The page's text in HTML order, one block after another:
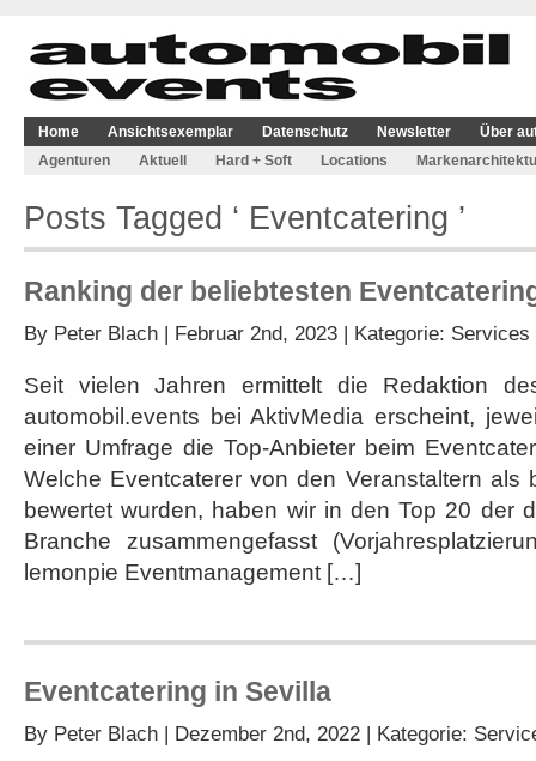
Home Ansichtsexemplar Datenschutz Newsletter
Über
Agenturen
Aktuell Hard + Soft Locations
Posts Tagged ‘ Eventcatering ’
Ranking der beliebtesten
By Peter Blach | Februar 2nd, 2023 | Kategorie: Services
Seit vielen Jahren ermittelt die Redaktion
automobil.events bei AktivMedia erscheint,
einer Umfrage die Top-Anbieter beim
Welche Eventcaterer von den Veranstaltern als
bewertet wurden, haben wir in den Top 20 der
Branche zusammengefasst
lemonpie Eventmanagement […]
Eventcatering in Sevilla
By Peter Blach | Dezember 2nd, 2022 | Kategorie: